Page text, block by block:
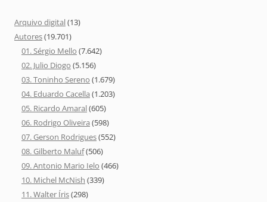
Arquivo digital(13)
Autores(19.701)
01. Sérgio Mello (7.642)
02. Julio Diogo (5.156)
03. Toninho Sereno (1.679)
04. Eduardo Cacella (1.203)
05. Ricardo Amaral(605)
06. Rodrigo Oliveira (598)
07. Gerson Rodrigues(552)
08. Gilberto Maluf(506)
09. Antonio Mario Ielo (466)
10. Michel McNish (339)
11. Walter Íris(298)